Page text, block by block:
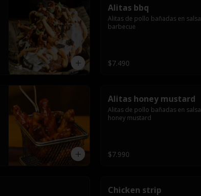
Alitas bbq
Alitas de pollo bañadas en salsa
barbecue
$7.490
Alitas honey mustard
Alitas de pollo bañadas en salsa
honey mustard
$7.990
Chicken strip